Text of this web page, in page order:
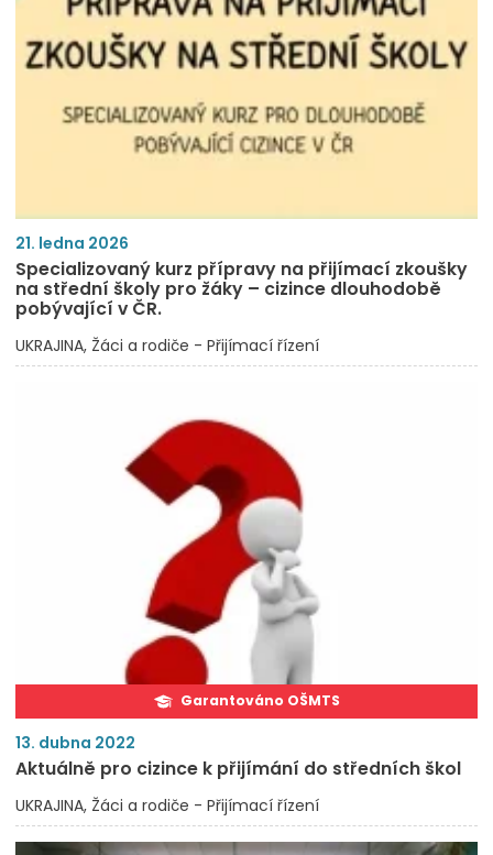
21. ledna 2026
Specializovaný kurz přípravy na přijímací zkoušky
na střední školy pro žáky – cizince dlouhodobě
pobývající v ČR.​
UKRAJINA Žáci a rodiče - Přijímací řízení
Garantováno OŠMTS
13. dubna 2022
Aktuálně pro cizince k přijímání do středních škol
UKRAJINA Žáci a rodiče - Přijímací řízení